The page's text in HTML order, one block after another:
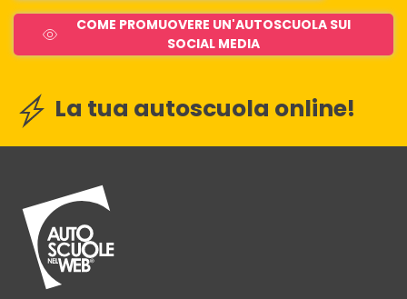
COME PROMUOVERE UN'AUTOSCUOLA SUI
SOCIAL MEDIA
La tua autoscuola online!